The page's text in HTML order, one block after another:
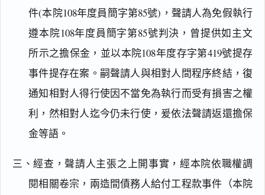
件(本院108年度員簡字第85號)，聲請人為免假執行
遵本院108年度員簡字第85號判決，曾提供如主文
所示之擔保金，並以本院108年度存字第419號提存
事件提存在案。嗣聲請人與相對人間程序終結，復
通知相對人得行使因不當免為執行而受有損害之權
利，然相對人迄今仍未行使，爰依法聲請返還擔保
金等語。
三、經查，聲請人主張之上開事實，經本院依職權調
閱相關卷宗，兩造間債務人給付工程款事件（本院